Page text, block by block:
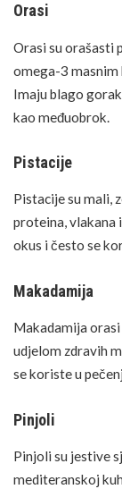
Orasi
Orasi su orašasti
omega-3 masnim
Imaju blago
kao međuobrok.
Pistacije
Pistacije su mali,
proteina, vlakana
okus i često se
Makadamija
Makadamija
udjelom zdravih
se koriste u
Pinjoli
Pinjoli su jestive
mediteranskoj